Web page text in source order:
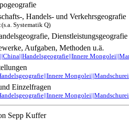
, Handels- und Verkehrsgeografie
Systematik Q)
Dienstleistungsgeografie
Aufgaben, Methoden u.ä.
Einzelfragen
Sepp Kuffer